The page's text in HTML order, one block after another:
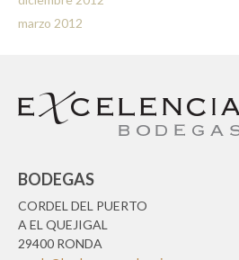
marzo 2012
BODEGAS
CORDEL DEL PUERTO
A EL QUEJIGAL
29400 RONDA